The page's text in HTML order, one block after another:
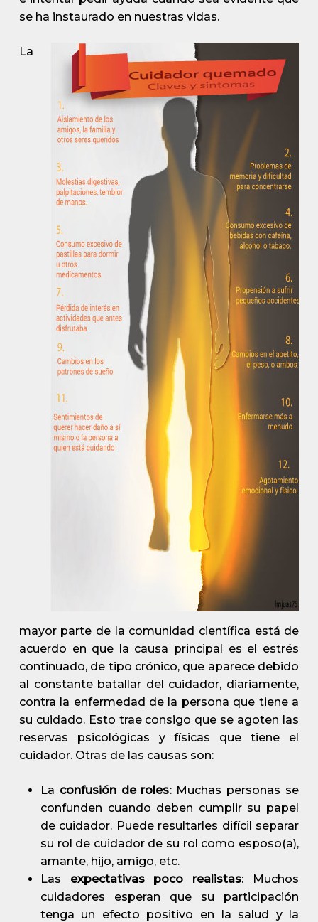
se ha instaurado en nuestras vidas.
La
mayor parte de la comunidad científica está de
acuerdo en que la causa principal es el estrés
continuado, de tipo crónico, que aparece debido
al constante batallar del cuidador, diariamente,
contra la enfermedad de la persona que tiene a
su cuidado. Esto trae consigo que se agoten las
reservas psicológicas y físicas que tiene el
cuidador. Otras de las causas son:
La confusión de roles: Muchas personas se
confunden cuando deben cumplir su papel
de cuidador. Puede resultarles difícil separar
su rol de cuidador de su rol como esposo(a),
amante, hijo, amigo, etc.
Las expectativas poco realistas: Muchos
cuidadores esperan que su participación
tenga un efecto positivo en la salud y la